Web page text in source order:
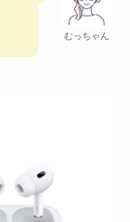
むっちゃん